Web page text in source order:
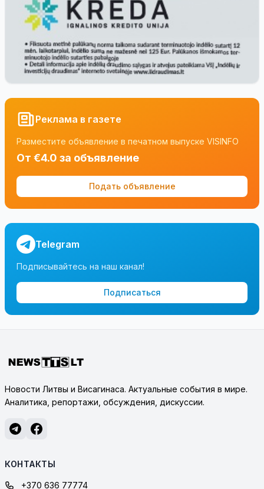
Реклама в газете
Разместите объявление в печатном выпуске VISINFO
От €4.0 за объявление
Подать объявление
Telegram
Подписывайтесь на наш канал!
Подписаться
Новости Литвы и Висагинаса. Актуальные события в мире.
Аналитика, репортажи, обсуждения, дискуссии.
КОНТАКТЫ
+370 636 77774